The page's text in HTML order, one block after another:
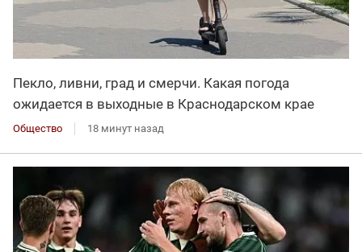
Пекло, ливни, град и смерчи. Какая погода
ожидается в выходные в Краснодарском крае
Общество 18 минут назад